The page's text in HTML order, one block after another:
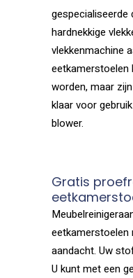
gespecialiseerde
hardnekkige
vlekkenmachine
eetkamerstoelen
worden, maar
klaar voor
blower.
Gratis
aandacht. Uw
U kunt met een